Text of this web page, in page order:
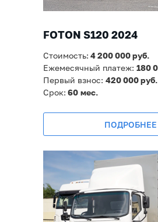
ПОДРОБНЕЕ
Стоимость: 4 200000 руб.
Ежемесячный платеж: 180 0
Первый взнос: 420 000 руб.
Срок: 60 мес.
FOTON S120 2024